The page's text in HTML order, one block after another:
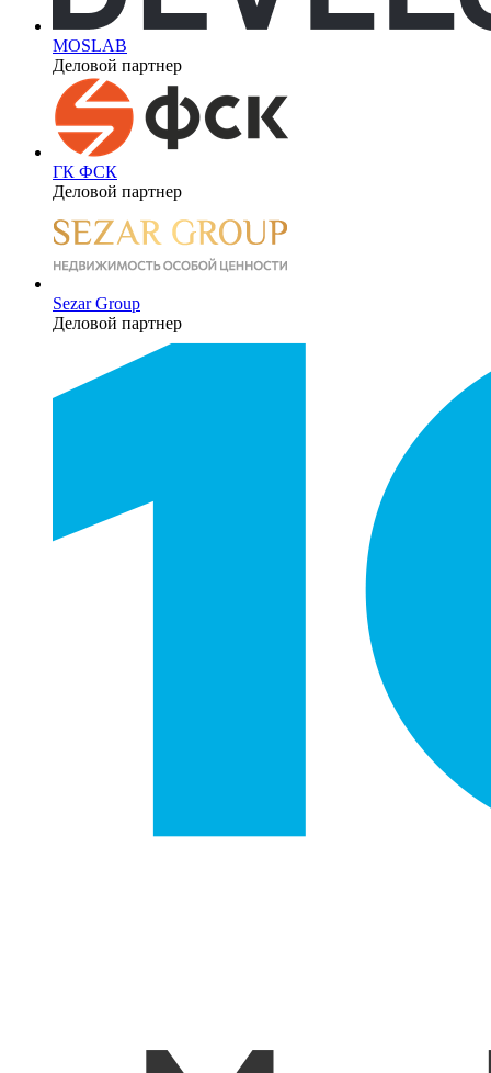
MOSLAB
Деловой партнер
ГК ФСК
Деловой партнер
Sezar Group
Деловой партнер